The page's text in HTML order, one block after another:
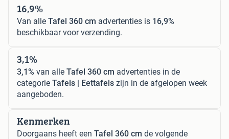
16,9%
Van alle Tafel 360 cm advertenties is 16,9%
beschikbaar voor verzending.
3,1%
3,1% van alle Tafel 360 cm advertenties in de
categorie Tafels | Eettafels zijn in de afgelopen week
aangeboden.
Kenmerken
Doorgaans heeft een Tafel 360 cm de volgende